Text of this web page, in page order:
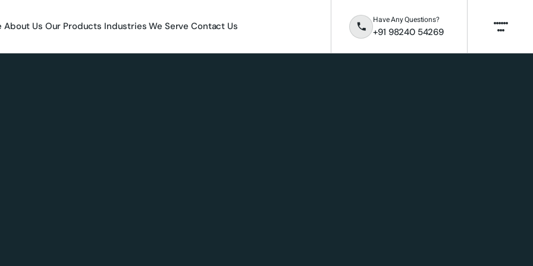
About Us Our Products Industries We Serve Contact Us +91 98240 54269
Have Any Questions?